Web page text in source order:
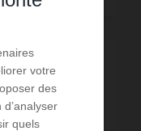
votre
des
quels